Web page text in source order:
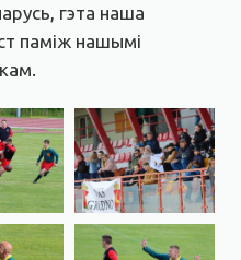
гэта наша
паміж нашымі